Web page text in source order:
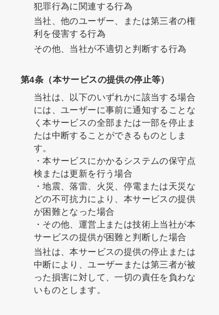
犯罪行為に関連する行為
当社、他のユーザー、または第三者の権
利を侵害する行為
その他、当社が不適切と判断する行為
第4条（本サービスの提供の停止等）
当社は、以下のいずれかに該当する場合
には、ユーザーに事前に通知することな
く本サービスの全部または一部を停止ま
たは中断することができるものとしま
す。
・本サービスにかかるシステムの保守点
検または更新を行う場合
・地震、落雷、火災、停電または天災な
どの不可抗力により、本サービスの提供
が困難となった場合
・その他、運営上または技術上当社が本
サービスの提供が困難と判断した場合
当社は、本サービスの提供の停止または
中断により、ユーザーまたは第三者が被
った損害に対して、一切の責任を負わな
いものとします。